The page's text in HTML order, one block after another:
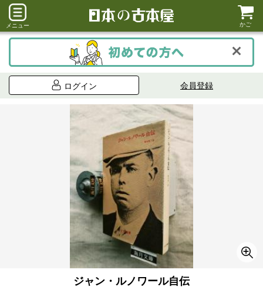
メニュー かご
ログイン 会員登録
ジャン・ルノワール自伝